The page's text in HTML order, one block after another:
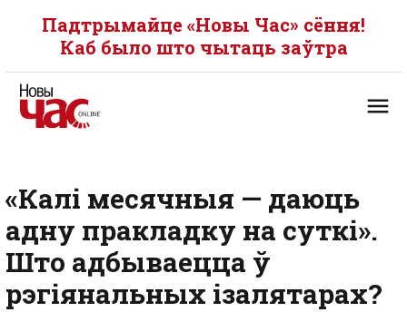
Падтрымайце «Новы Час» сёння!
Каб было што чытаць заўтра
«Калі месячныя — даюць
адну пракладку на суткі».
Што адбываецца ў
рэгіянальных ізалятарах?